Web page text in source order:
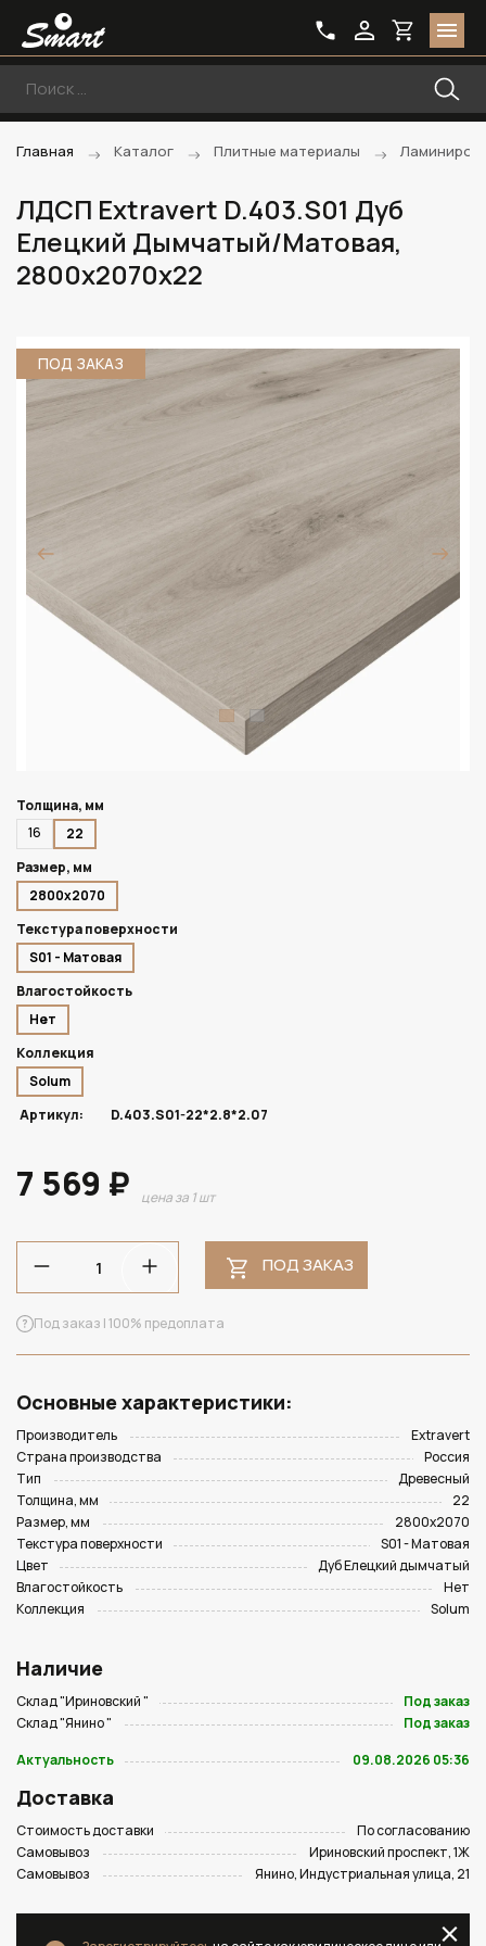
Главная Каталог Плитные материалы
ЛДСП Extravert D.403.S01 Дуб
Елецкий Дымчатый/Матовая,
2800х2070х22
ПОД ЗАКАЗ
Толщина, мм
16
22
Размер, мм
2800х2070
Текстура поверхности
S01 - Матовая
Влагостойкость
Нет
Коллекция
Solum
Артикул:
D.403.S01-22*2.8*2.07
7 569 ₽ цена за 1 шт
ПОД ЗАКАЗ
Под заказ | 100% предоплата
Основные характеристики:
Производитель
Extravert
Страна производства
Россия
Тип
Древесный
Толщина, мм
22
Размер, мм
2800х2070
Текстура поверхности
S01 - Матовая
Цвет
Дуб Елецкий дымчатый
Влагостойкость
Нет
Коллекция
Solum
Наличие
Склад "Ириновский "
Под заказ
Склад "Янино "
Под заказ
Актуальность
09.08.2026 05:36
Доставка
Стоимость доставки
По согласованию
Самовывоз
Ириновский проспект, 1Ж
Самовывоз
Янино, Индустриальная улица, 21